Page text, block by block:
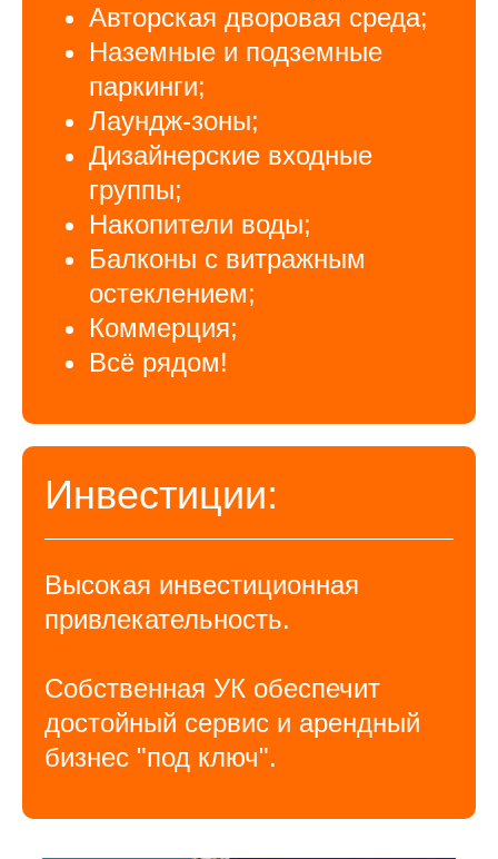
Авторская дворовая среда;
Наземные и подземные
паркинги;
Лаундж-зоны;
Дизайнерские входные
группы;
Накопители воды;
Балконы с витражным
остеклением;
Коммерция;
Всё рядом!
Инвестиции:
Высокая инвестиционная
привлекательность.
Собственная УК обеспечит
достойный сервис и арендный
бизнес "под ключ".